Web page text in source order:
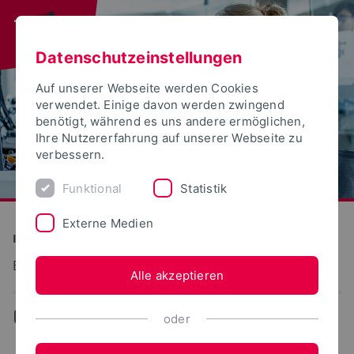
Informatik und Automation
Betriebliche Informationssysteme
... Dissertationen
Datenschutzeinstellungen
Auf unserer Webseite werden Cookies
verwendet. Einige davon werden zwingend
benötigt, während es uns andere ermöglichen,
Ihre Nutzererfahrung auf unserer Webseite zu
verbessern.
Funktional Statistik
Externe Medien
Alle akzeptieren
oder